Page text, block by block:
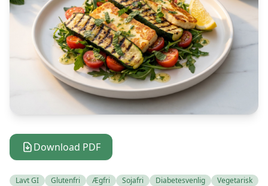
Download PDF
Lavt GI Glutenfri Ægfri Sojafri Diabetesvenlig
Vegetarisk